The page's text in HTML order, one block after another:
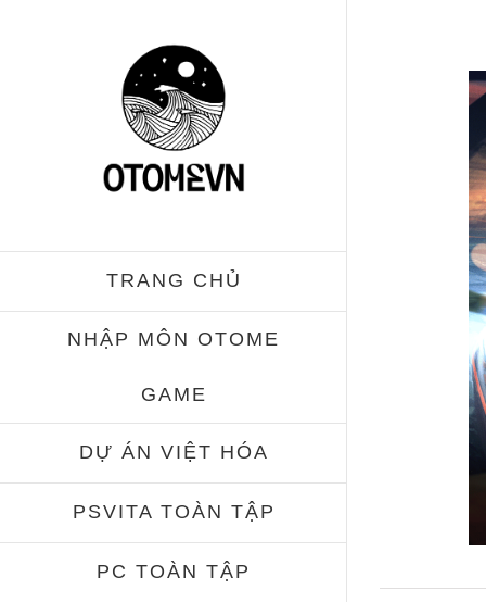
TRANG CHỦ
NHẬP MÔN OTOME
GAME
DỰ ÁN VIỆT HÓA
PSVITA TOÀN TẬP
PC TOÀN TẬP